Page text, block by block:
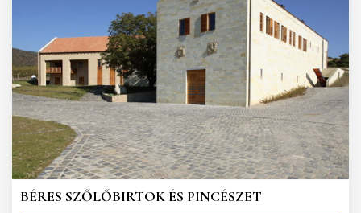
BÉRES SZŐLŐBIRTOK ÉS PINCÉSZET